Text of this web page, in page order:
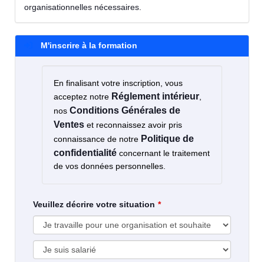
organisationnelles nécessaires.
M'inscrire à la formation
En finalisant votre inscription, vous
acceptez notre Réglement intérieur
nos Conditions Générales de
Ventes et reconnaissez avoir pris
connaissance de notre Politique de
confidentialité concernant le traitement
de vos données personnelles.
Veuillez décrire votre situation